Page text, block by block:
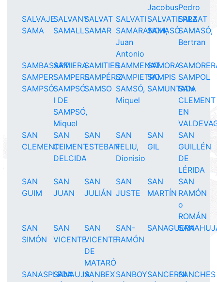
JacobusPedro
SALVAJESALVANYSALVAT SALVATI SALVATIERRA
SALZAT
SAMA
SAMALLSAMAR SAMARANCH,
Juan
Antonio
SAMASÓSAMASÓ,
Bertran
SAMBASARTSAMIERASAMITIERSAMMENATSAMORA
SAMPERSAMPERESAMPÉRIZSAMPIETROSAMPIS SAMPOL
SAMPSÓSAMPSÓ
I DE
SAMPSÓ,
Miquel
SAMSO SAMSÓ,
Miquel
SAMUNTADA
SAN
CLEMENT
EN
SAN
CLEMENTE
SAN
CLIMENT
DELCIDA
SAN
ESTEBAN
SAN
FELIU,
Dionisio
SAN
GIL
SAN
GUILLÉN
DE
LÉRIDA
SAN
GUIM
SAN
JUAN
SAN
JULIÁN
SAN
JUSTE
SAN
MARTÍN
SAN
RAMÓN
o
ROMÁN
SAN
SIMÓN
SAN
VICENTE
SAN
VICENTE
DE
MATARÓ
SAN-
RAMÓN
SANAGUERA
SANASPLEDA
SANAUJASANBEXSANBOYSANCERNISANCHES